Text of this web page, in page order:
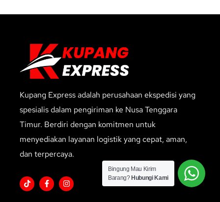
Kupang Express adalah perusahaan ekspedisi yang
spesialis dalam pengiriman ke Nusa Tenggara
Timur. Berdiri dengan komitmen untuk
menyediakan layanan logistik yang cepat, aman,
dan terpercaya.
Bingung Mau Kirim
Barang? Hubungi Kami